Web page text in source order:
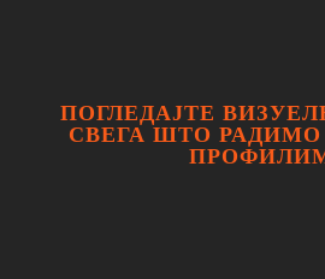
ПОГЛЕДАЈТЕ
СВЕГА ШТО